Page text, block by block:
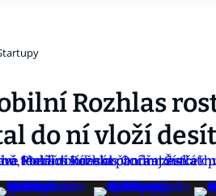
Rozhlas
do ní vloží